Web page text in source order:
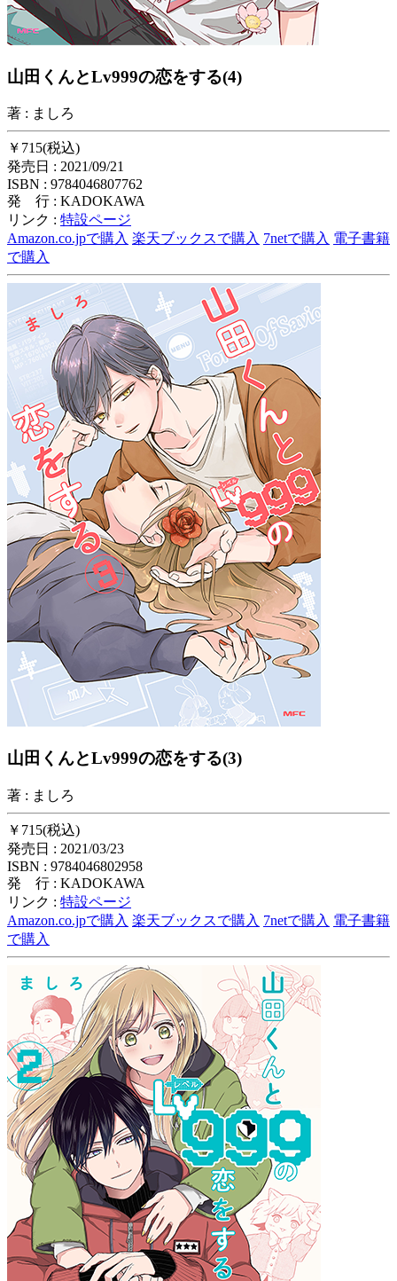
山田くんとLv999の恋をする(4)
著 : ましろ
￥715(税込)
発売日 : 2021/09/21
ISBN : 9784046807762
発 行 : KADOKAWA
リンク : 特設ページ
Amazon.co.jpで購入 楽天ブックスで購入 7netで購入 電子書籍
で購入
山田くんとLv999の恋をする(3)
著 : ましろ
￥715(税込)
発売日 : 2021/03/23
ISBN : 9784046802958
発 行 : KADOKAWA
リンク : 特設ページ
Amazon.co.jpで購入 楽天ブックスで購入 7netで購入 電子書籍
で購入